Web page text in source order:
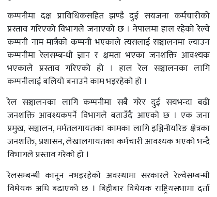
कम्पनीमा दक्ष प्राविधिकसहित झण्डै दुई सयजना कर्मचारीको
प्रस्ताव गरिएको विभागले जनाएको छ । नेपालमा हाल रहेको रेल्वे
कम्पनी नाम मात्रैको कम्पनी भएकाले त्यसलाई सञ्चालनमा ल्याउन
कम्पनीमा रेलसम्बन्धी ज्ञान र क्षमता भएका जनशक्ति आवश्यक
भएकाले प्रस्ताव गरिएको हो । हाल रेल सञ्चालनका लागि
कम्पनीलाई बलियो बनाउने काम भइरहेको हो ।
रेल सञ्चालनका लागि कम्पनीमा सबै गरेर दुई सयभन्दा बढी
जनशक्ति आवश्यकपर्ने विभागले बताउँदै आएको छ । एक जना
प्रमुख, सञ्चालन, मर्मतलगायतका कामका लागि इञ्जिनीयरिङ क्षेत्रका
जनशक्ति, प्रशासन, लेखालगायतका कर्मचारी आवश्यक भएको भन्दै
विभागले प्रस्ताव गरेको हो ।
रेलसम्बन्धी कानून नभइरहेको अवस्थामा सरकारले रेल्वेसम्बन्धी
विधेयक अघि बढाएको छ । बिहीबार विधेयक राष्ट्रियसभामा दर्ता